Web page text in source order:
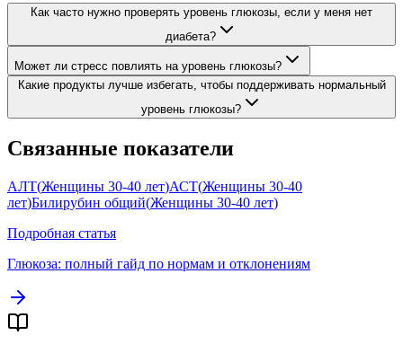
Как часто нужно проверять уровень глюкозы, если у меня нет
диабета?
Может ли стресс повлиять на уровень глюкозы?
Какие продукты лучше избегать, чтобы поддерживать нормальный
уровень глюкозы?
Связанные показатели
АЛТ(Женщины 30-40 лет)АСТ(Женщины 30-40
лет)Билирубин общий(Женщины 30-40 лет)
Подробная статья
Глюкоза: полный гайд по нормам и отклонениям